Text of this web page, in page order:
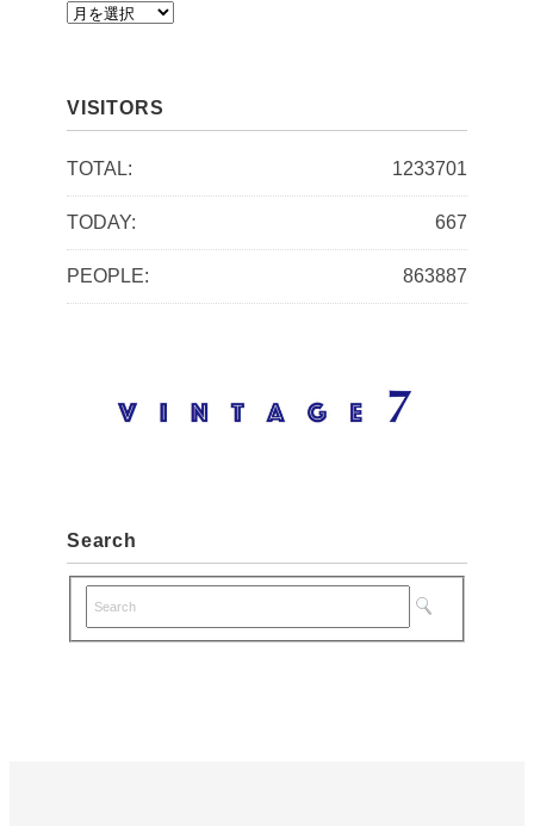
A
h
e
VISITORS
1233701
TOTAL:
667
TODAY:
863887
PEOPLE:
Search